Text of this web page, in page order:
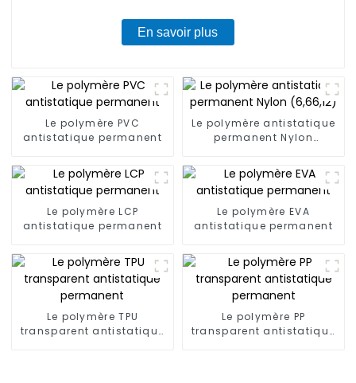
En savoir plus
Le polymère PVC
antistatique permanent
Le polymère antistatique
permanent Nylon
Le polymère LCP
antistatique permanent
Le polymère EVA
antistatique permanent
Le polymère TPU
transparent antistatique
Le polymère PP
transparent antistatique